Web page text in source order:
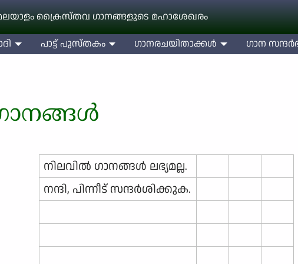
ക്രൈസ്തവ ഗാനങ്ങളുടെ മഹാശേഖരം
പാട്ട് പുസ്തകം ഗാനരചയിതാക്കള്‍ ഗാന
നിലവില്‍ ഗാനങ്ങള്‍ ലഭ്യമല്ല.
നന്ദി, പിന്നീട് സന്ദര്‍ശിക്കുക.